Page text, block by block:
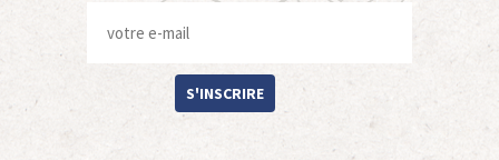
S'INSCRIRE